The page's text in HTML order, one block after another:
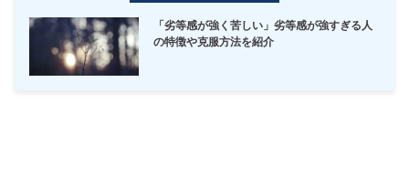
「劣等感が強く苦しい」劣等感が強すぎる人
の特徴や克服方法を紹介